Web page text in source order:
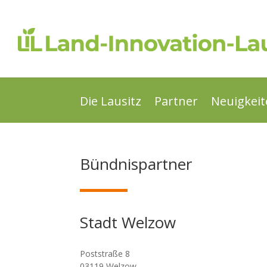
Die Lausitz Partner
Bündnispartner
Stadt Welzow
Poststraße 8